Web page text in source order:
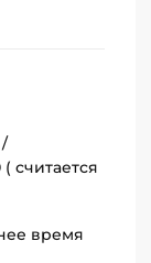
считается
время